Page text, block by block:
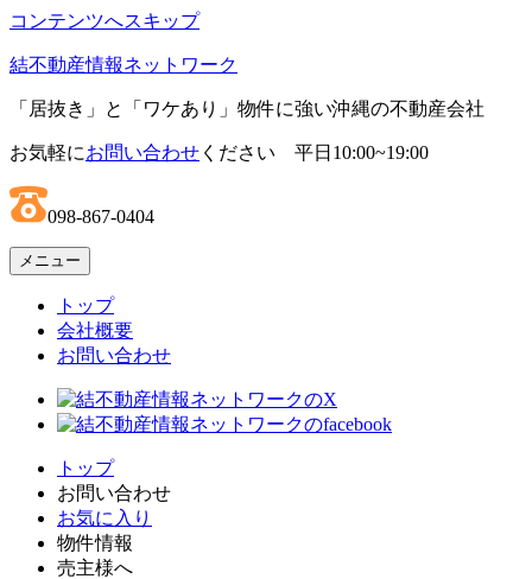
コンテンツへスキップ
結不動産情報ネットワーク
「居抜き」と「ワケあり」物件に強い沖縄の不動産会社
お気軽にお問い合わせ ください 平日10:00~19:00
098-867-0404
メニュー
トップ
会社概要
お問い合わせ
トップ
お問い合わせ
お気に入り
物件情報
売主様へ